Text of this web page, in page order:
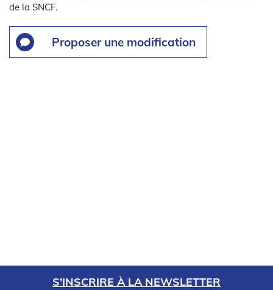
de la SNCF.
Proposer une modification
S'INSCRIRE À LA NEWSLETTER